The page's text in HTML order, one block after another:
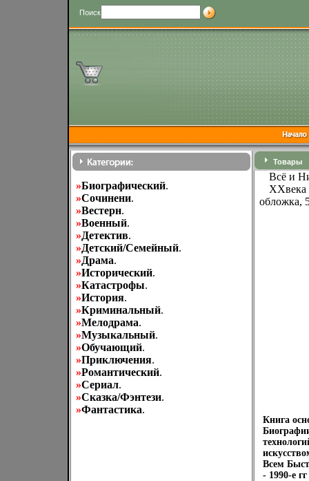
Поиск
»Биографический.
»Cочинени.
»Вестерн.
»Военный.
»Детектив.
»Детский/Семейный.
»Драма.
»Исторический.
»Катастрофы.
»История.
»Криминальный.
»Мелодрама.
»Музыкальный.
»Обучающий.
»Приключения.
»Романтический.
»Сериал.
»Сказка/Фэнтези.
»Фантастика.
Товары
Всё и
XXвека
обложка,
Книга
Всем
- 1990-е